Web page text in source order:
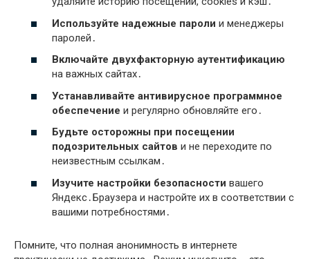
Используйте надежные пароли и менеджеры
паролей․
Включайте двухфакторную аутентификацию
на важных сайтах․
Устанавливайте антивирусное программное
обеспечение и регулярно обновляйте его․
Будьте осторожны при посещении
подозрительных сайтов и не переходите по
неизвестным ссылкам․
Изучите настройки безопасности вашего
Яндекс․Браузера и настройте их в соответствии с
вашими потребностями․
Помните, что полная анонимность в интернете